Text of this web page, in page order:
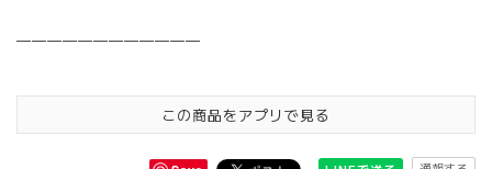
————————————
この商品をアプリで見る